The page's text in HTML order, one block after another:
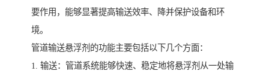
要作用，能够显著提高输送效率、降并保护设备和环
境。
管道输送悬浮剂的功能主要包括以下几个方面：
1. 输送：管道系统能够快速、稳定地将悬浮剂从一处输